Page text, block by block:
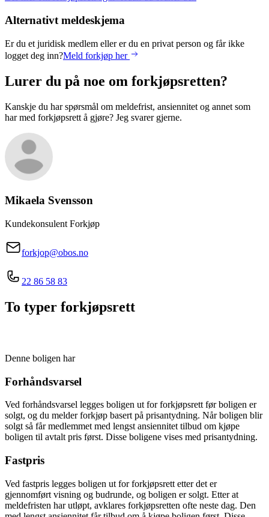
Alternativt meldeskjema
Er du et juridisk medlem eller er du en privat person og får ikke
logget deg inn?Meld forkjøp her
Lurer du på noe om forkjøpsretten?
Kanskje du har spørsmål om meldefrist, ansiennitet og annet som
har med forkjøpsrett å gjøre? Jeg svarer gjerne.
Mikaela Svensson
Kundekonsulent Forkjøp
forkjop@obos.no
22 86 58 83
To typer forkjøpsrett
Denne boligen har
Forhåndsvarsel
Ved forhåndsvarsel legges boligen ut for forkjøpsrett før boligen er
solgt, og du melder forkjøp basert på prisantydning. Når boligen blir
solgt så får medlemmet med lengst ansiennitet tilbud om kjøpe
boligen til avtalt pris først. Disse boligene vises med prisantydning.
Fastpris
Ved fastpris legges boligen ut for forkjøpsrett etter det er
gjennomført visning og budrunde, og boligen er solgt. Etter at
meldefristen har utløpt, avklares forkjøpsretten ofte neste dag. Den